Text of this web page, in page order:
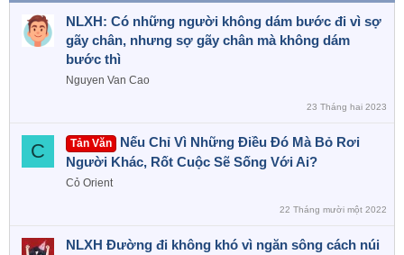
NLXH: Có những người không dám bước đi vì sợ
gãy chân, nhưng sợ gãy chân mà không dám
bước thì
Nguyen Van Cao
23 Tháng hai 2023
C Tản Văn
Nếu Chỉ Vì Những Điều Đó Mà Bỏ Rơi
Người Khác, Rốt Cuộc Sẽ Sống Với Ai?
Cỏ Orient
22 Tháng mười một 2022
NLXH Đường đi không khó vì ngăn sông cách núi